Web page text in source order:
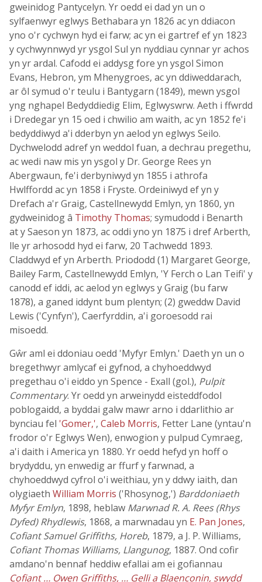
gweinidog Pantycelyn. Yr oedd ei dad yn un o
sylfaenwyr eglwys Bethabara yn 1826 ac yn ddiacon
yno o'r cychwyn hyd ei farw; ac yn ei gartref ef yn 1823
y cychwynnwyd yr ysgol Sul yn nyddiau cynnar yr achos
yn yr ardal. Cafodd ei addysg fore yn ysgol Simon
Evans, Hebron, ym Mhenygroes, ac yn ddiweddarach,
ar ôl symud o'r teulu i Bantygarn (1849), mewn ysgol
yng nghapel Bedyddiedig Elim, Eglwyswrw. Aeth i ffwrdd
i Dredegar yn 15 oed i chwilio am waith, ac yn 1852 fe'i
bedyddiwyd a'i dderbyn yn aelod yn eglwys Seilo.
Dychwelodd adref yn weddol fuan, a dechrau pregethu,
ac wedi naw mis yn ysgol y Dr. George Rees yn
Abergwaun, fe'i derbyniwyd yn 1855 i athrofa
Hwlffordd ac yn 1858 i Fryste. Ordeiniwyd ef yn y
Drefach a'r Graig, Castellnewydd Emlyn, yn 1860, yn
gydweinidog â Timothy Thomas; symudodd i Benarth
at y Saeson yn 1873, ac oddi yno yn 1875 i dref Arberth,
lle yr arhosodd hyd ei farw, 20 Tachwedd 1893.
Claddwyd ef yn Arberth. Priododd (1) Margaret George,
Bailey Farm, Castellnewydd Emlyn, 'Y Ferch o Lan Teifi' y
canodd ef iddi, ac aelod yn eglwys y Graig (bu farw
1878), a ganed iddynt bum plentyn; (2) gweddw David
Lewis ('Cynfyn'), Caerfyrddin, a'i goroesodd rai
misoedd.
Gŵr aml ei ddoniau oedd 'Myfyr Emlyn.' Daeth yn un o
bregethwyr amlycaf ei gyfnod, a chyhoeddwyd
pregethau o'i eiddo yn Spence - Exall (gol.), Pulpit
Commentary. Yr oedd yn arweinydd eisteddfodol
poblogaidd, a byddai galw mawr arno i ddarlithio ar
bynciau fel 'Gomer,', Caleb Morris, Fetter Lane (yntau'n
frodor o'r Eglwys Wen), enwogion y pulpud Cymraeg,
a'i daith i America yn 1880. Yr oedd hefyd yn hoff o
brydyddu, yn enwedig ar ffurf y farwnad, a
chyhoeddwyd cyfrol o'i weithiau, yn y ddwy iaith, dan
olygiaeth William Morris ('Rhosynog,') Barddoniaeth
Myfyr Emlyn, 1898, heblaw Marwnad R. A. Rees (Rhys
Dyfed) Rhydlewis, 1868, a marwnadau yn E. Pan Jones,
Cofiant Samuel Griffiths, Horeb, 1879, a J. P. Williams,
Cofiant Thomas Williams, Llangunog, 1887. Ond cofir
amdano'n bennaf heddiw efallai am ei gofiannau
Cofiant … Owen Griffiths, … Gelli a Blaenconin, swydd